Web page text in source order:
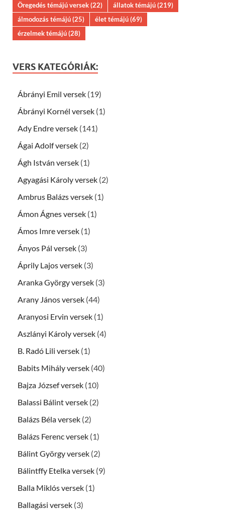
Öregedés témájú versek(22) állatok témájú(219)
álmodozás témájú(25) élet témájú(69)
érzelmek témájú(28)
VERS KATEGÓRIÁK:
Ábrányi Emil versek (19)
Ábrányi Kornél versek (1)
Ady Endre versek (141)
Ágai Adolf versek (2)
Ágh István versek (1)
Agyagási Károly versek (2)
Ambrus Balázs versek (1)
Ámon Ágnes versek (1)
Ámos Imre versek (1)
Ányos Pál versek (3)
Áprily Lajos versek (3)
Aranka György versek (3)
Arany János versek (44)
Aranyosi Ervin versek (1)
Aszlányi Károly versek (4)
B. Radó Lili versek (1)
Babits Mihály versek (40)
Bajza József versek (10)
Balassi Bálint versek (2)
Balázs Béla versek (2)
Balázs Ferenc versek (1)
Bálint György versek (2)
Bálintffy Etelka versek (9)
Balla Miklós versek (1)
Ballagási versek (3)